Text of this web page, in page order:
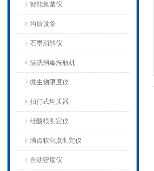
智能集菌仪
均质设备‌
石墨消解仪
清洗消毒洗瓶机
微生物限度仪
拍打式均质器
硅酸根测定仪
滴点软化点测定仪
自动密度仪